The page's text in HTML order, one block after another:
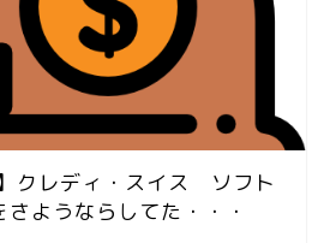
クレディ・スイス ソフト
ようならしてた・・・